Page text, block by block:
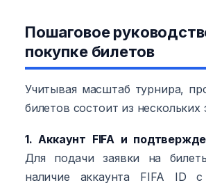
Пошаговое
покупке билетов
Учитывая масштаб турнира,
билетов состоит из нескольких
1. Аккаунт FIFA и
Для подачи заявки на
наличие аккаунта FIFA ID с